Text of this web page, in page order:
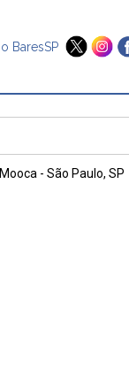
BaresSP
- São Paulo, SP